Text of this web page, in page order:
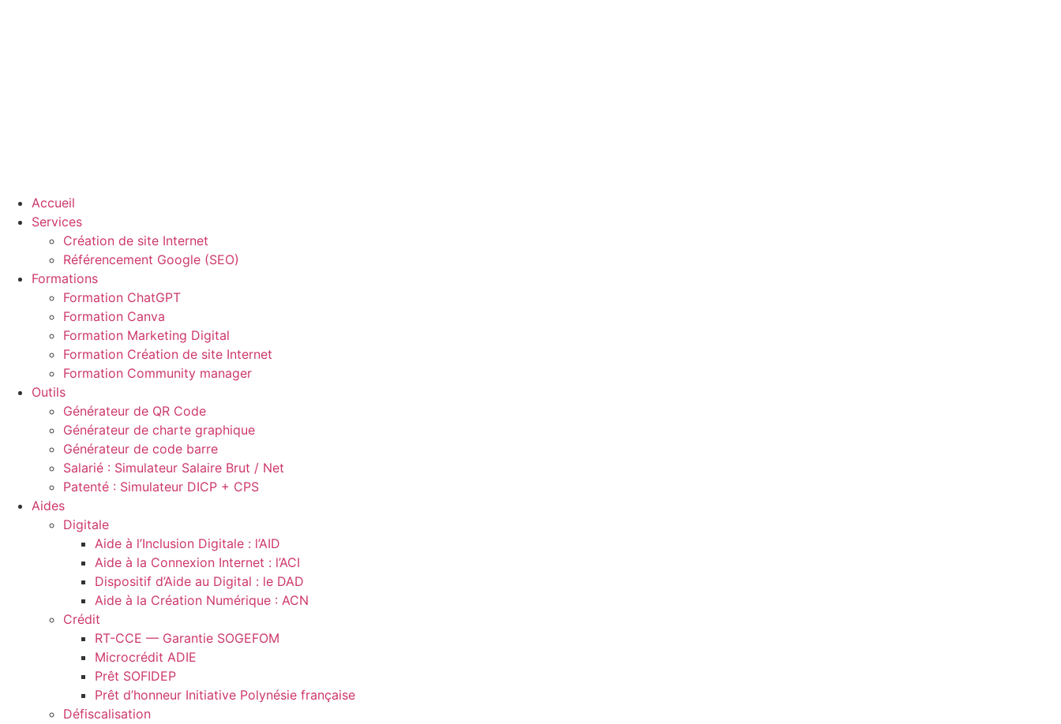
Accueil
Services
Création de site Internet
Référencement Google (SEO)
Formations
Formation ChatGPT
Formation Canva
Formation Marketing Digital
Formation Création de site Internet
Formation Community manager
Outils
Générateur de QR Code
Générateur de charte graphique
Générateur de code barre
Salarié : Simulateur Salaire Brut / Net
Patenté : Simulateur DICP + CPS
Aides
Digitale
Aide à l’Inclusion Digitale : l’AID
Aide à la Connexion Internet : l’ACI
Dispositif d’Aide au Digital : le DAD
Aide à la Création Numérique : ACN
Crédit
RT-CCE — Garantie SOGEFOM
Microcrédit ADIE
Prêt SOFIDEP
Prêt d’honneur Initiative Polynésie française
Défiscalisation